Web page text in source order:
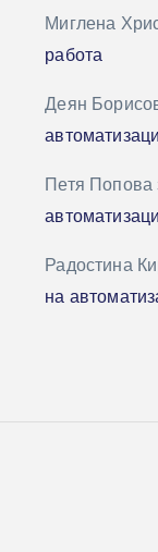
Миглена
работа
Деян
Петя Попова
Радостина
на